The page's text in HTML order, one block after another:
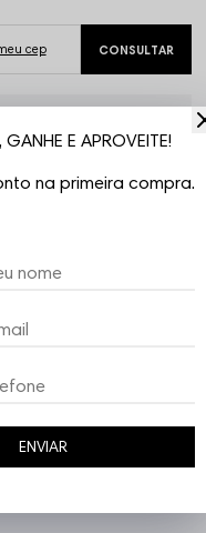
Vizu
GANHE E APROVEITE!
na primeira compra.
ENVIAR